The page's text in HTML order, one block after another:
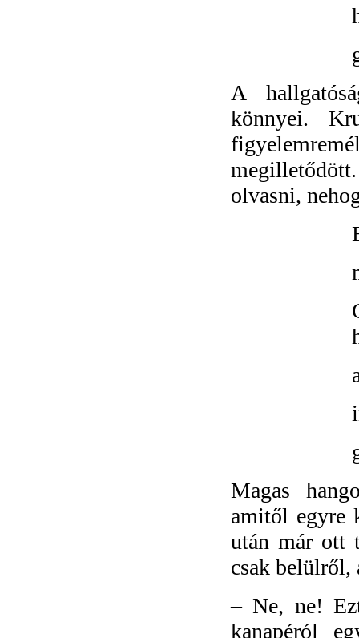
A
könnyei.
olvasni,
Magas
amitől egyre
után már ott
csak belülről,
–Ne, ne!
kanapéról